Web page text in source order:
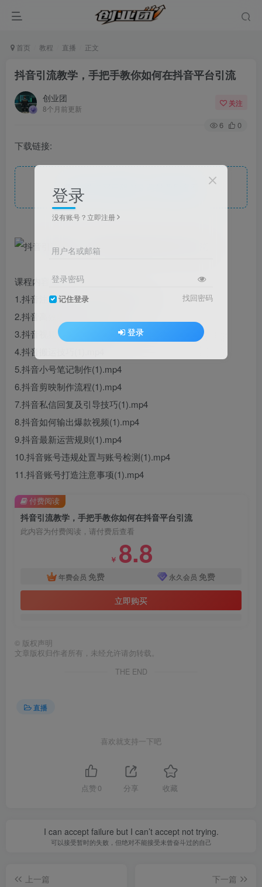
首页 教程 直播 正文
抖音引流教学，手把手教你如何在抖音平台引流
创业团
8个月前更新
关注
6 0
下载链接:
此处内容已隐藏，请付费后查看
课程内容：
1.抖音注册及基本信息设置(1).mp4
2.抖音高效养号方法(1).mp4
3.抖音视频制作实操教学(1).mp4
4.抖音搬运技巧(1).mp4
5.抖音小号笔记制作(1).mp4
6.抖音剪映制作流程(1).mp4
7.抖音私信回复及引导技巧(1).mp4
8.抖音如何输出爆款视频(1).mp4
9.抖音最新运营规则(1).mp4
10.抖音账号违规处置与账号检测(1).mp4
11.抖音账号打造注意事项(1).mp4
抖音引流教学，手把手教你如何在抖音平台引流
此内容为付费阅读，请付费后查看
￥ 8.8
年费会员 免费 永久会员 免费
立即购买
付费阅读
© 版权声明
文章版权归作者所有，未经允许请勿转载。
THE END
直播
喜欢就支持一下吧
点赞 0 分享 收藏
I can accept failure but I can’t accept not trying.
可以接受暂时的失败，但绝对不能接受未曾奋斗过的自己
上一篇
下一篇
登录
没有账号？立即注册
用户名或邮箱
登录密码
记住登录 找回密码
登录